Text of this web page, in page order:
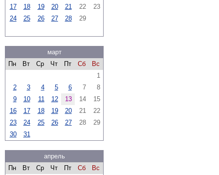
17 18 19 20 21 22
23
24
25 26 27 28 29
март
Пн
Вт Ср Чт Пт Сб
Вс
1
2
3 4 5 6 7
8
9
10 11 12 13 14
15
16
17 18 19 20 21
22
23
24 25 26 27 28
29
30
31
апрель
Пн
Вт Ср Чт Пт Сб
Вс